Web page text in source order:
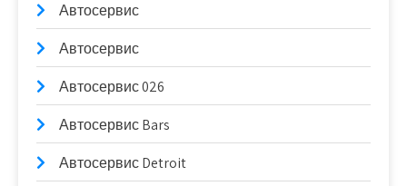
Автосервис
Автосервис
Автосервис 026
Автосервис Bars
Автосервис Detroit